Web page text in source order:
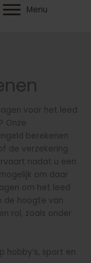
Menu
voor het leed
Onze
berekenen
de verzekering
nadat u een
om daar
om het leed
de hoogte van
rol, zoals onder
hobby’s, sport en